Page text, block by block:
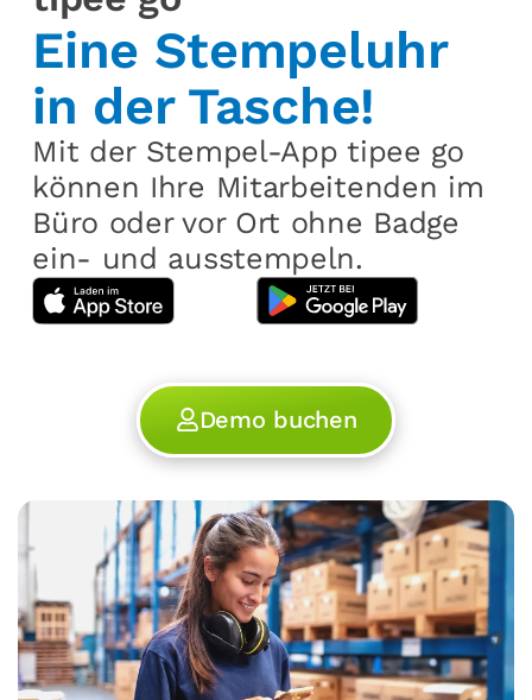
Eine Stempel­uhr
in der Tasche!
Mit der Stempel-App tipee go
können Ihre Mitarbeitenden im
Büro oder vor Ort ohne Badge
ein- und ausstempeln.
Demo buchen